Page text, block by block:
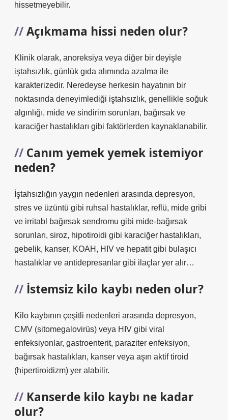
hissetmeyebilir.
Açıkmama hissi neden olur?
Klinik olarak, anoreksiya veya diğer bir deyişle
iştahsızlık, günlük gıda alımında azalma ile
karakterizedir. Neredeyse herkesin hayatının bir
noktasında deneyimlediği iştahsızlık, genellikle soğuk
algınlığı, mide ve sindirim sorunları, bağırsak ve
karaciğer hastalıkları gibi faktörlerden kaynaklanabilir.
Canım yemek yemek istemiyor
neden?
İştahsızlığın yaygın nedenleri arasında depresyon,
stres ve üzüntü gibi ruhsal hastalıklar, reflü, mide gribi
ve irritabl bağırsak sendromu gibi mide-bağırsak
sorunları, siroz, hipotiroidi gibi karaciğer hastalıkları,
gebelik, kanser, KOAH, HIV ve hepatit gibi bulaşıcı
hastalıklar ve antidepresanlar gibi ilaçlar yer alır…
İstemsiz kilo kaybı neden olur?
Kilo kaybının çeşitli nedenleri arasında depresyon,
CMV (sitomegalovirüs) veya HIV gibi viral
enfeksiyonlar, gastroenterit, paraziter enfeksiyon,
bağırsak hastalıkları, kanser veya aşırı aktif tiroid
(hipertiroidizm) yer alabilir.
Kanserde kilo kaybı ne kadar
olur?